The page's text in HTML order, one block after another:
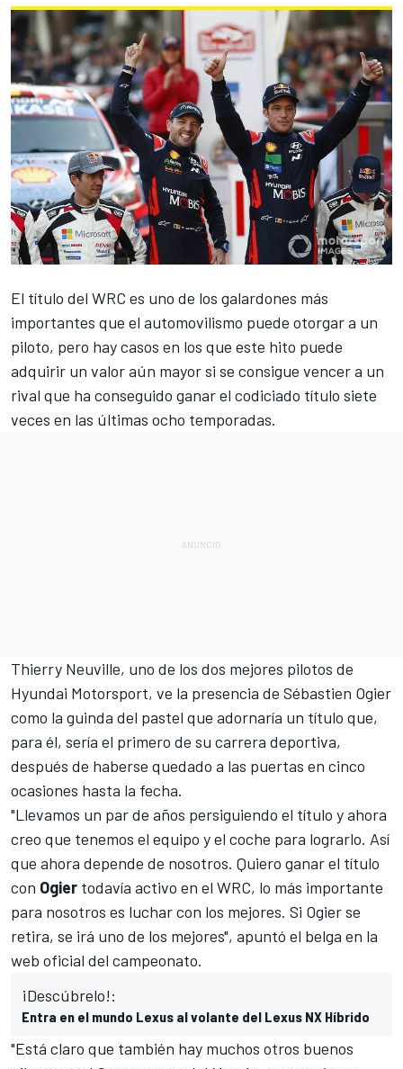
El título del WRC es uno de los galardones más
importantes que el automovilismo puede otorgar a un
piloto, pero hay casos en los que este hito puede
adquirir un valor aún mayor si se consigue vencer a un
rival que ha conseguido ganar el codiciado título siete
veces en las últimas ocho temporadas.
Thierry Neuville, uno de los dos mejores pilotos de
Hyundai Motorsport, ve la presencia de Sébastien Ogier
como la guinda del pastel que adornaría un título que,
para él, sería el primero de su carrera deportiva,
después de haberse quedado a las puertas en cinco
ocasiones hasta la fecha.
"Llevamos un par de años persiguiendo el título y ahora
creo que tenemos el equipo y el coche para lograrlo. Así
que ahora depende de nosotros. Quiero ganar el título
con Ogier todavía activo en el WRC, lo más importante
para nosotros es luchar con los mejores. Si Ogier se
retira, se irá uno de los mejores", apuntó el belga en la
web oficial del campeonato.
¡Descúbrelo!:
Entra en el mundo Lexus al volante del Lexus NX Híbrido
"Está claro que también hay muchos otros buenos